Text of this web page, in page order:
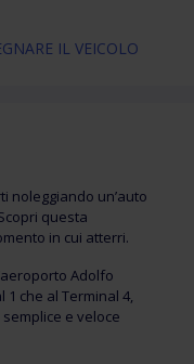
IL VEICOLO
noleggiando un’auto
questa
in cui atterri.
Adolfo
che al Terminal 4,
e veloce